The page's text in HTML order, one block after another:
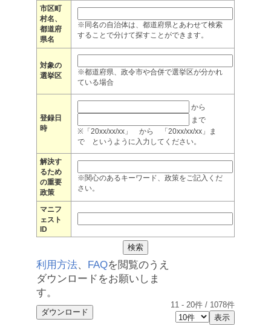
市区町
村名、
都道府
県名
※同名の自治体は、都道府県とあわせて検索
することで分けて探すことができます。
対象の
選挙区
※都道府県、政令市や合併で選挙区が分かれ
ている場合
登録日
時
から
まで
※「20xx/xx/xx」 から 「20xx/xx/xx」ま
で というように入力してください。
解決す
るため
の重要
政策
※関心のあるキーワード、政策をご記入くだ
さい。
マニフ
ェスト
ID
利用方法、 FAQを閲覧のうえ
ダウンロードをお願いしま
す。
11 - 20件 / 1078件